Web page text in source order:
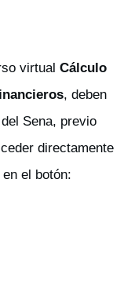
virtual Cálculo
, deben
Sena, previo
directamente
el botón: